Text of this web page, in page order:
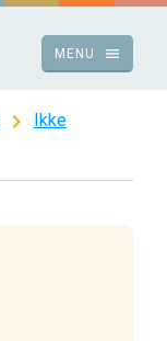
menu
MENU
chevron_right
Ikke